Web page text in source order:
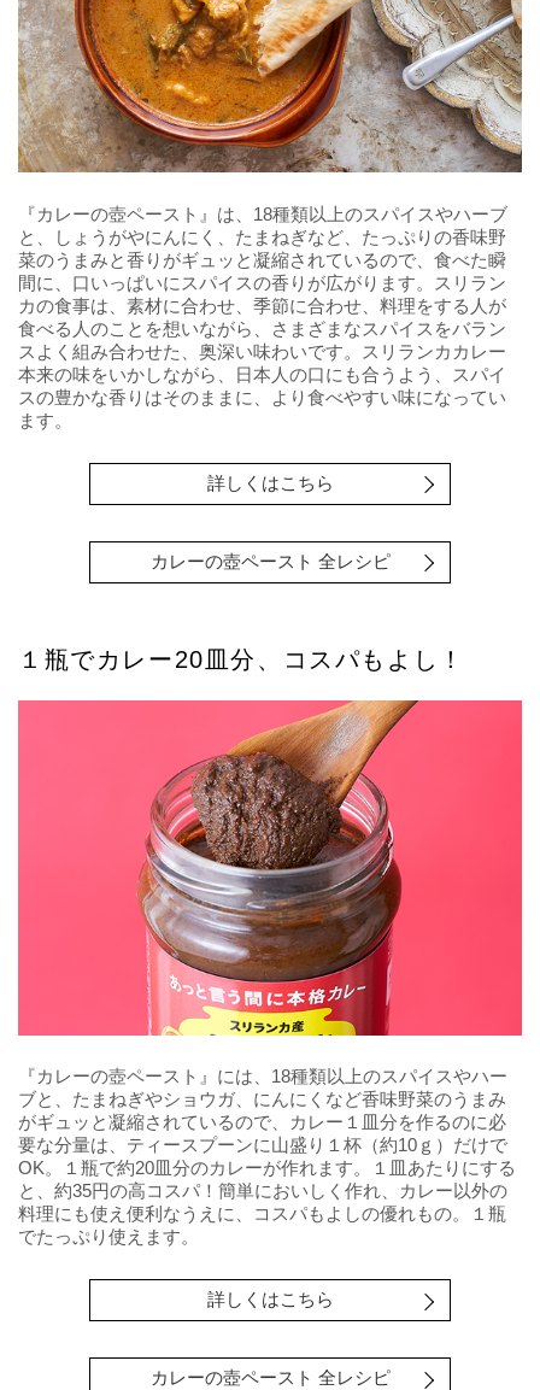
『カレーの壺ペースト』は、18種類以上のスパイスやハーブ
と、しょうがやにんにく、たまねぎなど、たっぷりの香味野
菜のうまみと香りがギュッと凝縮されているので、食べた瞬
間に、口いっぱいにスパイスの香りが広がります。スリラン
カの食事は、素材に合わせ、季節に合わせ、料理をする人が
食べる人のことを想いながら、さまざまなスパイスをバラン
スよく組み合わせた、奥深い味わいです。スリランカカレー
本来の味をいかしながら、日本人の口にも合うよう、スパイ
スの豊かな香りはそのままに、より食べやすい味になってい
ます。
詳しくはこちら
カレーの壺ペースト 全レシピ
１瓶でカレー20皿分、コスパもよし！
『カレーの壺ペースト』には、18種類以上のスパイスやハー
ブと、たまねぎやショウガ、にんにくなど香味野菜のうまみ
がギュッと凝縮されているので、カレー１皿分を作るのに必
要な分量は、ティースプーンに山盛り１杯（約10ｇ）だけで
OK。１瓶で約20皿分のカレーが作れます。１皿あたりにする
と、約35円の高コスパ！簡単においしく作れ、カレー以外の
料理にも使え便利なうえに、コスパもよしの優れもの。１瓶
でたっぷり使えます。
詳しくはこちら
カレーの壺ペースト 全レシピ